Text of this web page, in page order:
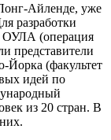
Айленде, уже
разработки
ОУЛА (операция
представители
Йорка (факультет
идей по
из 20 стран. В